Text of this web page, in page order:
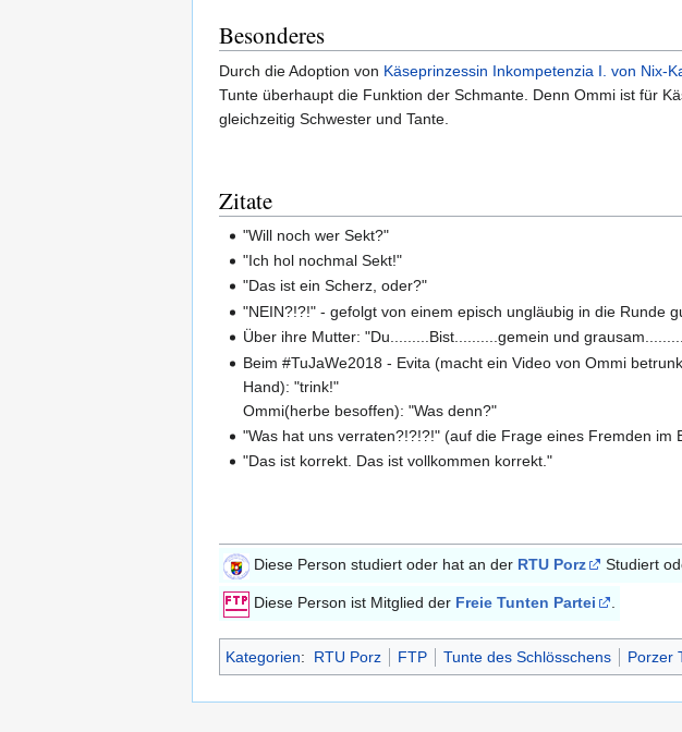
Besonderes
Durch die Adoption von Käseprinzessin Inkompetenzia I. von Nix-
Tunte überhaupt die Funktion der Schmante. Denn Ommi ist für
gleichzeitig Schwester und Tante.
Zitate
"Will noch wer Sekt?"
"Ich hol nochmal Sekt!"
"Das ist ein Scherz, oder?"
"NEIN?!?!" - gefolgt von einem episch ungläubig in die Runde
Über ihre Mutter: "Du.........Bist..........gemein und
Beim #TuJaWe2018 - Evita (macht ein Video von Ommi
Hand): "trink!"
Ommi(herbe besoffen): "Was denn?"
"Was hat uns verraten?!?!?!" (auf die Frage eines Fremden im
"Das ist korrekt. Das ist vollkommen korrekt."
Diese Person studiert oder hat an der RTU Porz Studiert
Diese Person ist Mitglied der Freie Tunten Partei .
Kategorien: RTU Porz FTP Tunte des Schlösschens Porzer